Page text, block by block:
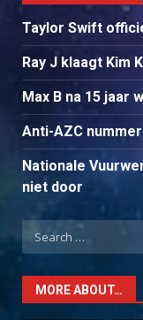
Taylor Swift
Ray J klaagt Kim
Max B na 15 jaar
Anti-AZC
Nationale
niet door
Search
for:
MORE ABOUT…